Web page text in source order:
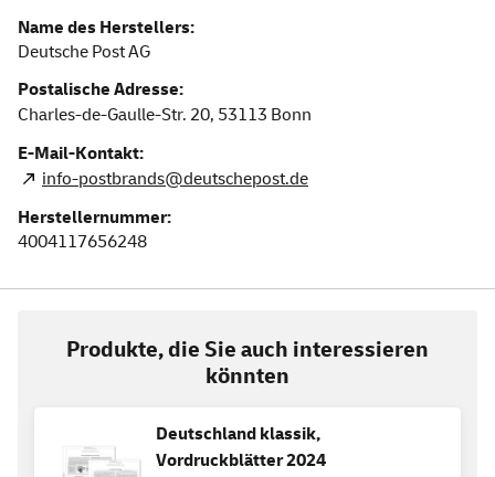
Name des Herstellers:
Deutsche Post AG
Postalische Adresse:
Charles-de-Gaulle-Str. 20, 53113 Bonn
E-Mail-Kontakt:
info-postbrands@deutschepost.de
Herstellernummer:
4004117656248
Produkte, die Sie auch interessieren
könnten
Deutschland klassik,
Vordruckblätter 2024